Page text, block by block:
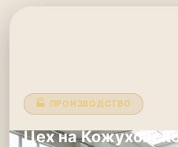
🏭 ПРОИЗВОДСТВО
Цех на